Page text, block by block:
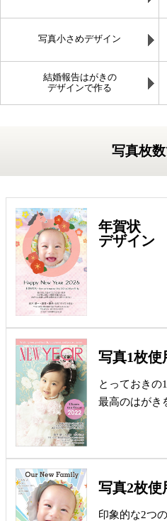
写真小さめデザイン
結婚報告はがきの
デザインで作る
写真枚
年賀状
デザイン
写真1枚使
とっておきの
最高のはがき
写真2枚使
印象的な2つ